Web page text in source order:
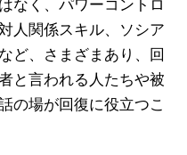
なく、パワーコントロ
人関係スキル、ソシア
ど、さまざまあり、回
と言われる人たちや被
の場が回復に役立つこ